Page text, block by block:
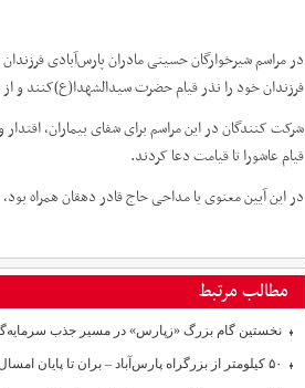
در مراسم شیرخوارگان حسینی مادران پارس‌آبادی
فرزندان خود را نذر قیام حضرت سیدالشهدا(ع)کنند و
شرکت کنندگان در این مراسم برای شفای بیماران،
قیام عاشورا تا قیامت دعا کردند.
در این آیین معنوی با مداحی حاج قادر دهقان همراه
مطالب مرتبط
نخستین گام بزرگ «زپارس» در مسیر جذب
۵۰ کیلومتر از بزرگراه پارس‌آباد – بران تا پایان امسال زیر بار ترافیک می‌رود